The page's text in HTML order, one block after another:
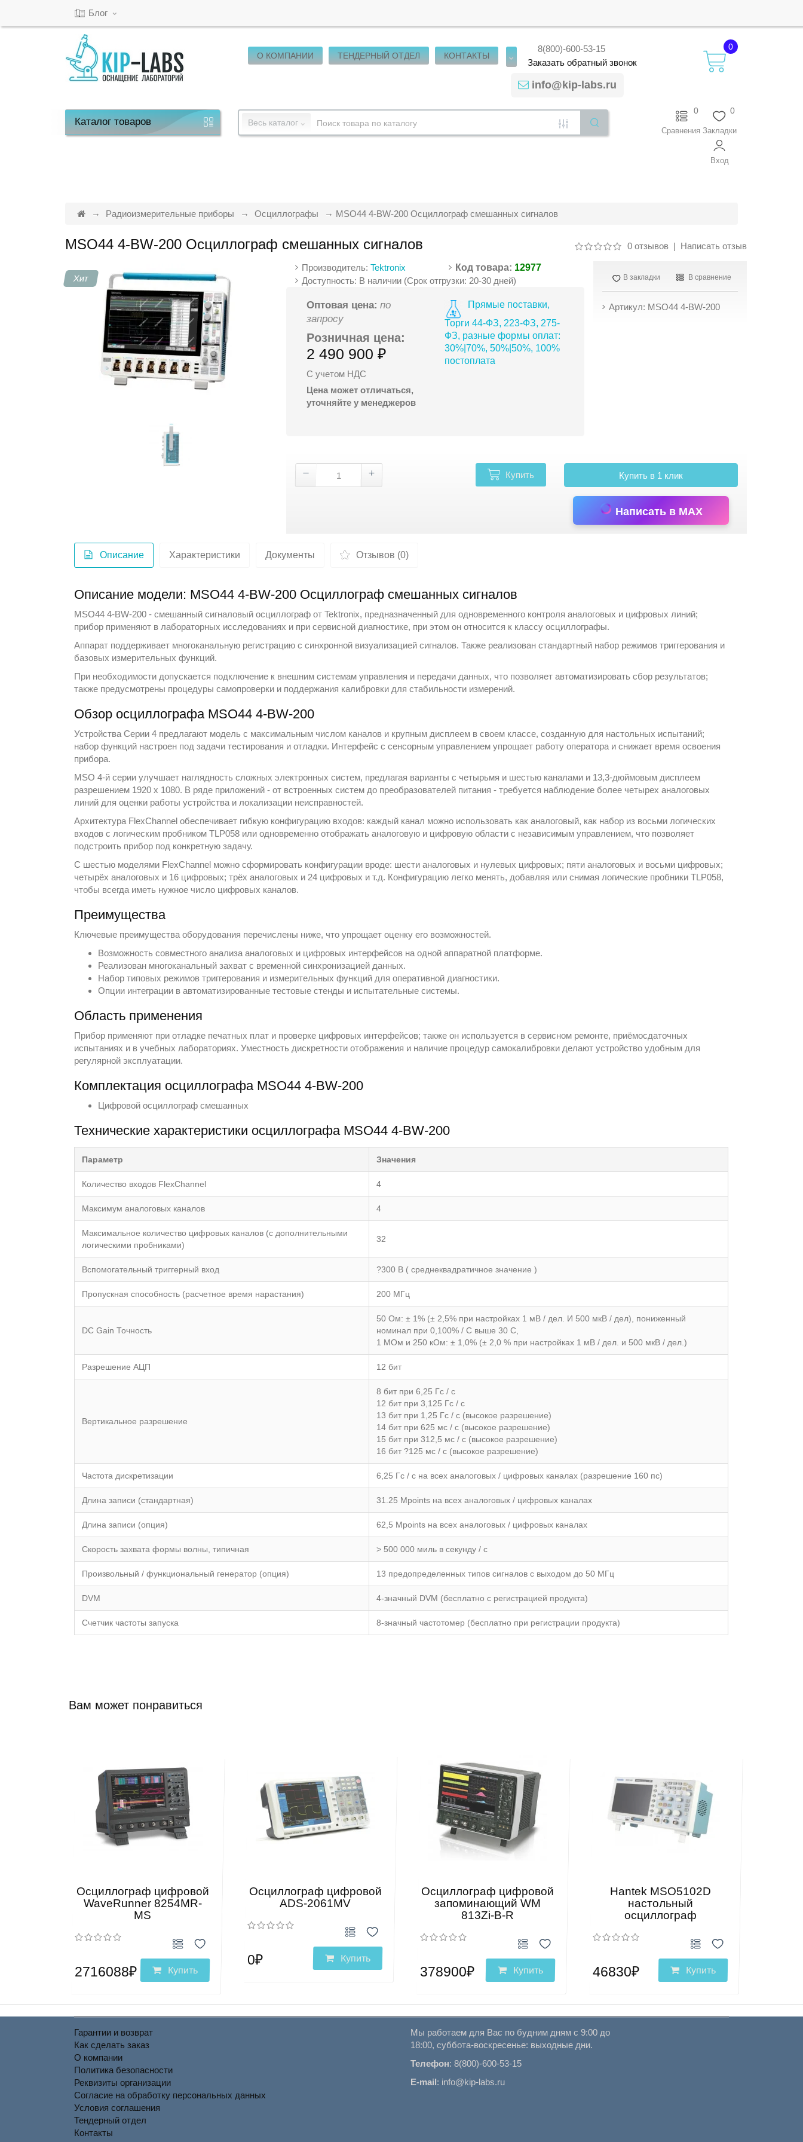
Блог
О КОМПАНИИ ТЕНДЕРНЫЙ ОТДЕЛ КОНТАКТЫ
8(800)-600-53-15
Заказатьобратныйзвонок
info@kip-labs.ru
0
Каталогтоваров Весь каталог
0
Закладки
0
Сравнения
Вход
Радиоизмерительные приборы Осциллографы MSO44 4-BW-200 Осциллограф смешанных сигналов
MSO44 4-BW-200 Осциллограф смешанных сигналов 0 отзывов| Написать отзыв
Хит
Производитель:Tektronix Код товара: 12977
Доступность: В наличии (Срок отгрузки: 20-30 дней)
Оптовая цена: по
запросу
Розничная цена:
2 490 900 ₽
С учетом НДС
Цена может отличаться,
уточняйте у менеджеров
Прямые поставки,
Торги 44-ФЗ, 223-ФЗ, 275-
ФЗ, разные формы оплат:
30%|70%, 50%|50%, 100%
постоплата
В закладки В сравнение
Артикул: MSO44 4-BW-200
Купить Купить в 1 клик
Написать в MAX
Описание Характеристики Документы Отзывов (0)
Описание модели: MSO44 4-BW-200 Осциллограф смешанных сигналов
MSO44 4-BW-200 - смешанный сигналовый осциллограф отTektronix, предназначенный для одновременного контроля аналоговых и цифровых линий;
прибор применяют в лабораторных исследованиях и при сервисной диагностике, при этом он относится к классуосциллографы.
Аппарат поддерживает многоканальную регистрацию с синхронной визуализацией сигналов. Также реализован стандартный набор режимов триггерования и
базовых измерительных функций.
При необходимости допускается подключение к внешним системам управления и передачи данных, что позволяет автоматизировать сбор результатов;
также предусмотрены процедуры самопроверки и поддержания калибровки для стабильности измерений.
Обзор осциллографа MSO44 4-BW-200
Устройства Серии 4 предлагают модель с максимальным числом каналов и крупным дисплеем в своем классе, созданную для настольных испытаний;
набор функций настроен под задачи тестирования и отладки. Интерфейс с сенсорным управлением упрощает работу оператора и снижает время освоения
прибора.
MSO 4-й серии улучшает наглядность сложных электронных систем, предлагая варианты с четырьмя и шестью каналами и 13,3-дюймовым дисплеем
разрешением 1920 x 1080. В ряде приложений - от встроенных систем до преобразователей питания - требуется наблюдение более четырех аналоговых
линий для оценки работы устройства и локализации неисправностей.
Архитектура FlexChannel обеспечивает гибкую конфигурацию входов: каждый канал можно использовать как аналоговый, как набор из восьми логических
входов с логическим пробником TLP058 или одновременно отображать аналоговую и цифровую области с независимым управлением, что позволяет
подстроить прибор под конкретную задачу.
С шестью моделями FlexChannel можно сформировать конфигурации вроде: шести аналоговых и нулевых цифровых; пяти аналоговых и восьми цифровых;
четырёх аналоговых и 16 цифровых; трёх аналоговых и 24 цифровых и т.д. Конфигурацию легко менять, добавляя или снимая логические пробники TLP058,
чтобы всегда иметь нужное число цифровых каналов.
Преимущества
Ключевые преимущества оборудования перечислены ниже, что упрощает оценку его возможностей.
Возможность совместного анализа аналоговых и цифровых интерфейсов на одной аппаратной платформе.
Реализован многоканальный захват с временной синхронизацией данных.
Набор типовых режимов триггерования и измерительных функций для оперативной диагностики.
Опции интеграции в автоматизированные тестовые стенды и испытательные системы.
Область применения
Прибор применяют при отладке печатных плат и проверке цифровых интерфейсов; также он используется в сервисном ремонте, приёмосдаточных
испытаниях и в учебных лабораториях. Уместность дискретности отображения и наличие процедур самокалибровки делают устройство удобным для
регулярной эксплуатации.
Комплектация осциллографа MSO44 4-BW-200
Цифровой осциллограф смешанных
Технические характеристики осциллографа MSO44 4-BW-200
Параметр Значения
Количество входов FlexChannel 4
Максимум аналоговых каналов 4
Максимальное количество цифровых каналов (с дополнительными
логическими пробниками)
32
Вспомогательный триггерный вход ?300 В ( среднеквадратичное значение )
Пропускная способность (расчетное время нарастания) 200 МГц
DC Gain Точность
50 Ом: ± 1% (± 2,5% при настройках 1 мВ / дел. И 500 мкВ / дел), пониженный
номинал при 0,100% / C выше 30 С,
1 МОм и 250 кОм: ± 1,0% (± 2,0 % при настройках 1 мВ / дел. и 500 мкВ / дел.)
Разрешение АЦП 12 бит
Вертикальное разрешение
8 бит при 6,25 Гс / с
12 бит при 3,125 Гс / с
13 бит при 1,25 Гс / с (высокое разрешение)
14 бит при 625 мс / с (высокое разрешение)
15 бит при 312,5 мс / с (высокое разрешение)
16 бит ?125 мс / с (высокое разрешение)
Частота дискретизации 6,25 Гс / с на всех аналоговых / цифровых каналах (разрешение 160 пс)
Длина записи (стандартная) 31.25 Mpoints на всех аналоговых / цифровых каналах
Длина записи (опция) 62,5 Mpoints на всех аналоговых / цифровых каналах
Скорость захвата формы волны, типичная > 500 000 миль в секунду / с
Произвольный / функциональный генератор (опция) 13 предопределенных типов сигналов с выходом до 50 МГц
DVM 4-значный DVM (бесплатно с регистрацией продукта)
Счетчик частоты запуска 8-значный частотомер (бесплатно при регистрации продукта)
Вам может понравиться
Осциллограф цифровой
WaveRunner 8254MR-
MS
2716088₽ Купить
Осциллограф цифровой
ADS-2061MV
0₽ Купить
Осциллограф цифровой
запоминающий WM
813Zi-B-R
378900₽ Купить
Hantek MSO5102D
настольный
осциллограф
46830₽ Купить
Гарантии и возврат
Как сделать заказ
О компании
Политика безопасности
Реквизиты организации
Согласие на обработку персональных данных
Условия соглашения
Тендерный отдел
Контакты
Мы работаем для Вас по будним дням с 9:00 до
18:00, суббота-воскресенье: выходные дни.
Телефон: 8(800)-600-53-15
E-mail: info@kip-labs.ru